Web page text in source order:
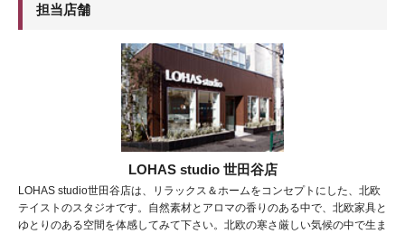
担当店舗
LOHAS studio 世田谷店
LOHAS studio世田谷店は、リラックス＆ホームをコンセプトにした、北欧
テイストのスタジオです。自然素材とアロマの香りのある中で、北欧家具と
ゆとりのある空間を体感してみて下さい。北欧の寒さ厳しい気候の中で生ま